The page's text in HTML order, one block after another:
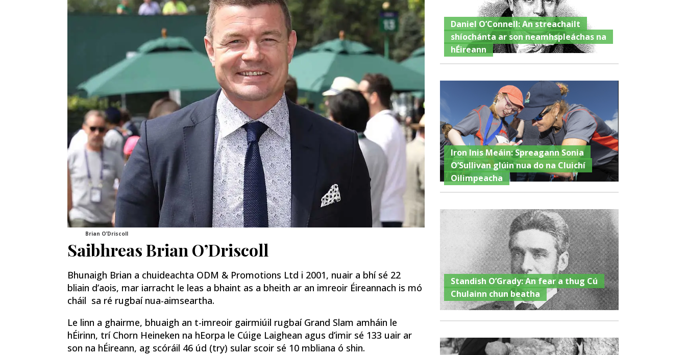
Brian O’Driscoll
Saibhreas Brian O’Driscoll
Bhunaigh Brian a chuideachta ODM & Promotions Ltd i 2001, nuair a bhí sé 22
bliain d’aois, mar iarracht le leas a bhaint as a bheith ar an imreoir Éireannach is mó
cháil sa ré rugbaí nua-aimseartha.
Le linn a ghairme, bhuaigh an t-imreoir gairmiúil rugbaí Grand Slam amháin le
hÉirinn, trí Chorn Heineken na hEorpa le Cúige Laighean agus d’imir sé 133 uair ar
son na hÉireann, ag scóráil 46 úd (try) sular scoir sé 10 mbliana ó shin.
Daniel O’Connell: An streachailt
shíochánta ar son neamhspleáchas na
hÉireann
Iron Inis Meáin: Spreagann Sonia
O’Sullivan glúin nua do na Cluichí
Oilimpeacha
Standish O’Grady: An fear a thug Cú
Chulainn chun beatha